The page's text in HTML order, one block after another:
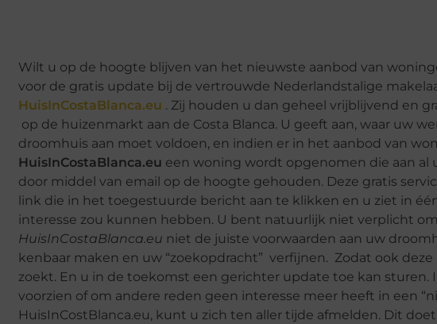
Wilt u op de hoogte blijven van het nieuwste aanbod van
voor de gratis update bij de vertrouwde Nederlandstalige
HuisInCostaBlanca.eu . Zij houden u dan geheel vrijblijvend en
op de huizenmarkt aan de Costa Blanca. U geeft aan, waar uw
droomhuis aan moet voldoen, en indien er in het aanbod van
HuisInCostaBlanca.eu een woning wordt opgenomen die aan al
door middel van email op de hoogte gehouden. Deze gratis
link die in het toegestuurde bericht aan te klikken en u ziet in
interesse zou kunnen hebben. U bent natuurlijk niet verplicht
HuisInCostaBlanca.eu niet de juiste voorwaarden aan uw
kenbaar maken en uw “zoekopdracht” verfijnen. Zodat ook
zoekt. En u in de toekomst een gerichter update toe kan sturen.
voorzien of om andere reden geen interesse meer heeft in een
HuisInCostBlanca.eu, kunt u zich ten aller tijde afmelden. Dit